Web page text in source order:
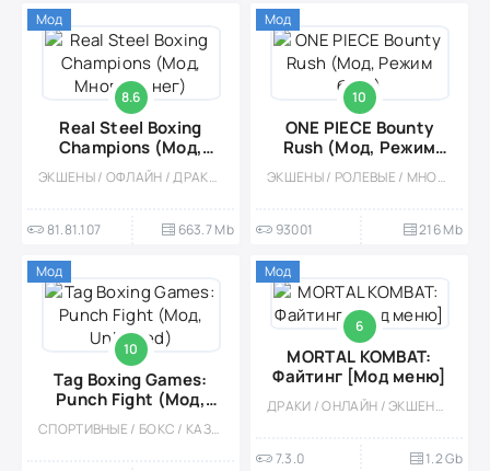
8.6
Real Steel Boxing
Champions (Мод,
Много денег)
ЭКШЕНЫ / ОФЛАЙН / ДРАКИ / КАЗУАЛЬНЫЕ / ВСТРОЕННЫЙ КЕШ / СТИЛИЗАЦИЯ / СОРЕВНОВАТЕЛЬНАЯ / МНОГОПОЛЬЗОВАТЕЛЬСКАЯ / ОДНОПОЛЬЗОВАТЕЛЬСКИЕ / РОБОТЫ / МОД
81.81.107 663.7 Mb
Мод
10
ONE PIECE Bounty
Rush (Мод, Режим
бога)
ЭКШЕНЫ / РОЛЕВЫЕ / МНОГОПОЛЬЗОВАТЕЛЬСКАЯ / СОРЕВНОВАТЕЛЬНАЯ / АНИМЕ / СТИЛИЗАЦИЯ / МОД / ТАКТИЧЕСКИЕ / СТРАТЕГИИ / ДРАКИ
93001 216 Mb
Мод
10
Tag Boxing Games:
Punch Fight (Мод,
Unlocked)
СПОРТИВНЫЕ / БОКС / КАЗУАЛЬНЫЕ / ОДНОПОЛЬЗОВАТЕЛЬСКИЕ / СТИЛИЗАЦИЯ / ОФЛАЙН / 3D / ВСТРОЕННЫЙ КЕШ / ДРАКИ / МОД
Мод
6
MORTAL KOMBAT:
Файтинг [Мод меню]
ДРАКИ / ОНЛАЙН / ЭКШЕНЫ / КАЗУАЛЬНЫЕ / МНОГОПОЛЬЗОВАТЕЛЬСКАЯ / СОРЕВНОВАТЕЛЬНАЯ / СТИЛИЗАЦИЯ / ОДНОПОЛЬЗОВАТЕЛЬСКИЕ / РЕАЛИЗМ / МОД / ОФЛАЙН / ВИД СБОКУ / 3D
7.3.0 1.2 Gb
Мод